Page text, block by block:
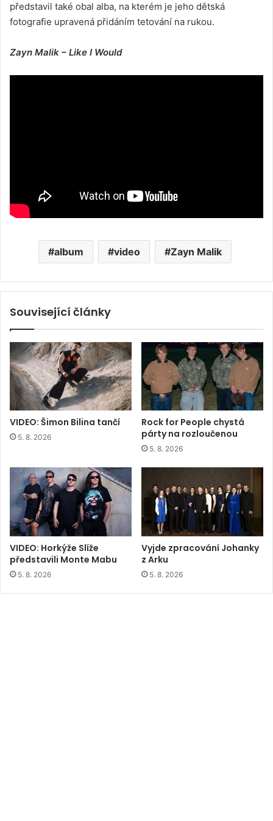
představil také obal alba, na kterém je jeho dětská
fotografie upravená přidáním tetování na rukou.
Zayn Malik – Like I Would
album video Zayn Malik
Související články
VIDEO: Šimon Bilina tančí
5. 8. 2026
Rock for People chystá
párty na rozloučenou
5. 8. 2026
VIDEO: Horkýže Slíže
představili Monte Mabu
5. 8. 2026
Vyjde zpracování Johanky
z Arku
5. 8. 2026